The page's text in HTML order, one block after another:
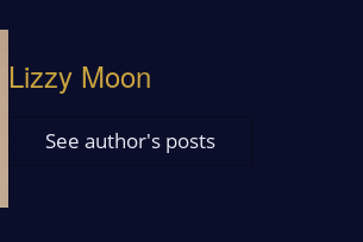
Lizzy Moon
See author's posts